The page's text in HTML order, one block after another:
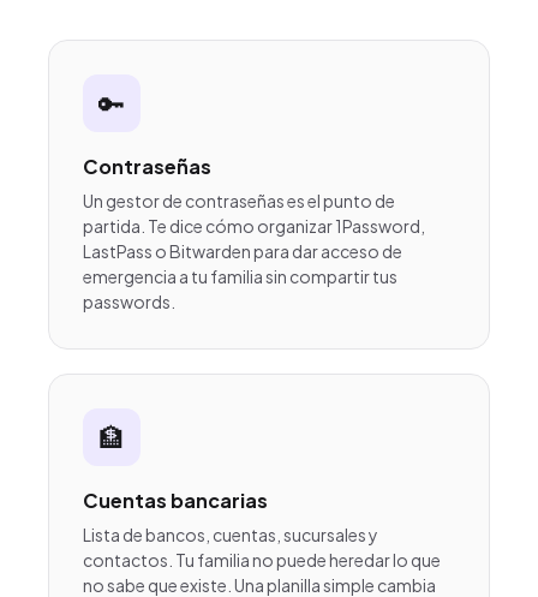
🔑
Contraseñas
Un gestor de contraseñas es el punto de
partida. Te dice cómo organizar 1Password,
LastPass o Bitwarden para dar acceso de
emergencia a tu familia sin compartir tus
passwords.
🏦
Cuentas bancarias
Lista de bancos, cuentas, sucursales y
contactos. Tu familia no puede heredar lo que
no sabe que existe. Una planilla simple cambia